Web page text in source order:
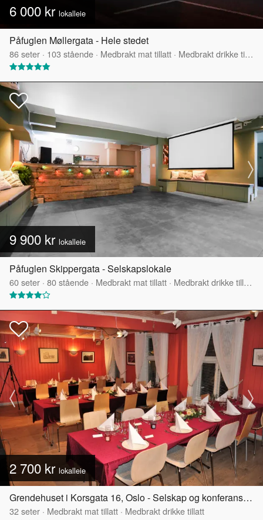
6 000 kr lokalleie
Påfuglen Møllergata - Hele stedet
86seter · 103 stående · Medbrakt mat tillatt · Medbrakt drikke tillatt
9 900 kr lokalleie
Påfuglen Skippergata - Selskapslokale
60seter · 80stående · Medbrakt mat tillatt · Medbrakt drikke tillatt
2 700 kr lokalleie
Grendehuset i Korsgata 16, Oslo - Selskap og konferanselokale
32seter · Medbrakt mat tillatt · Medbrakt drikke tillatt